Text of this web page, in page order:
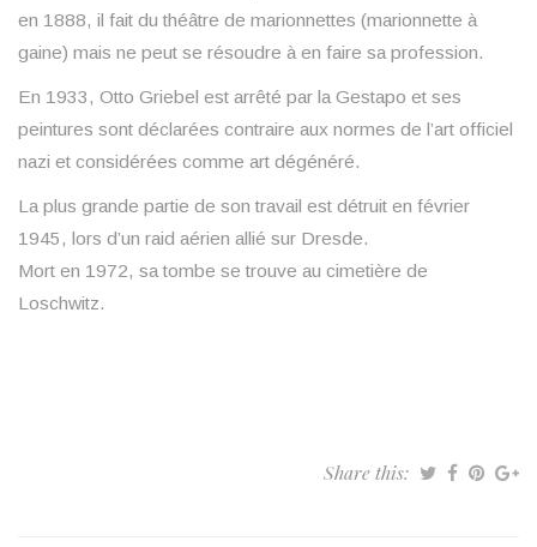
en 1888, il fait du théâtre de marionnettes (marionnette à
gaine) mais ne peut se résoudre à en faire sa profession.
En 1933, Otto Griebel est arrêté par la Gestapo et ses
peintures sont déclarées contraire aux normes de l’art officiel
nazi et considérées comme art dégénéré.
La plus grande partie de son travail est détruit en février
1945, lors d’un raid aérien allié sur Dresde.
Mort en 1972, sa tombe se trouve au cimetière de
Loschwitz.
Share this: